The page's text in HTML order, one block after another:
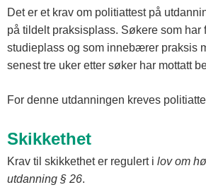
Det er et krav om politiattest på
på tildelt praksisplass. Søkere som har
studieplass og som innebærer praksis
senest tre uker etter søker har mottatt
For denne utdanningen kreves
Skikkethet
Krav til skikkethet er regulert i lov om
utdanning § 26.